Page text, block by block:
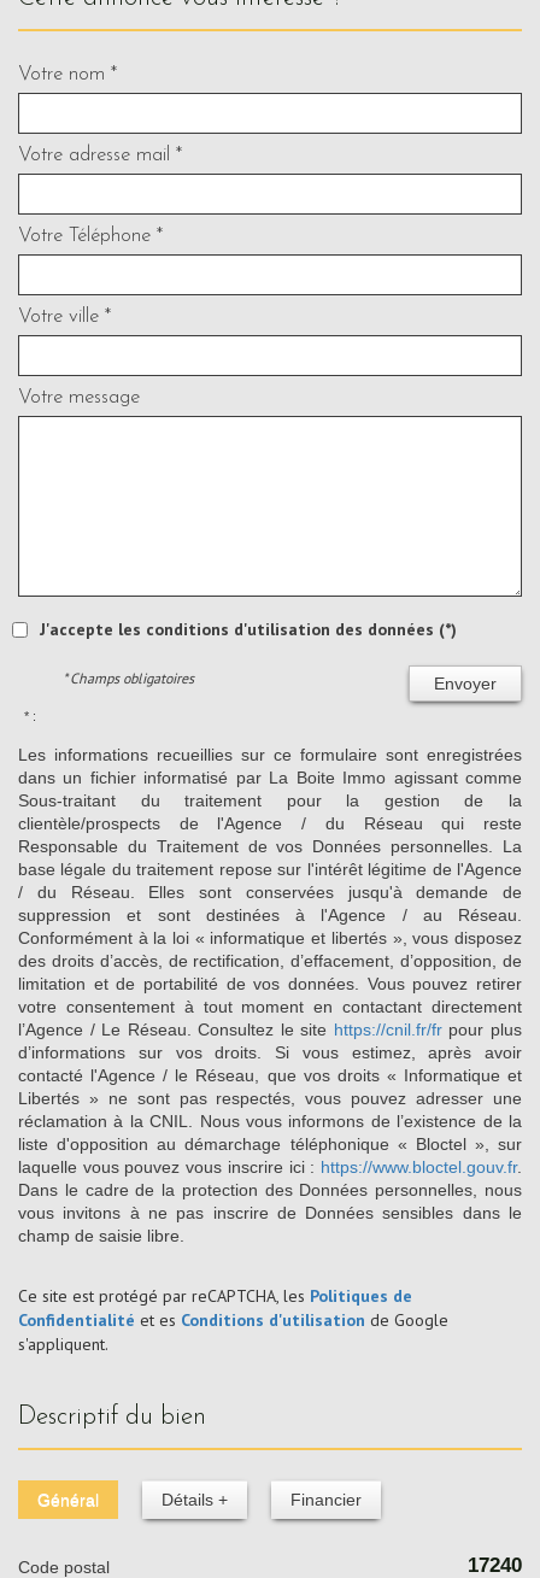
Votre nom *
Votre adresse mail *
Votre Téléphone *
Votre ville *
Votre message
J'accepte les conditions d'utilisation des données (*)
Envoyer
* Champs obligatoires
* :
Les informations recueillies sur ce formulaire sont enregistrées
dans un fichier informatisé par La Boite Immo agissant comme
Sous-traitant du traitement pour la gestion de la
clientèle/prospects de l'Agence / du Réseau qui reste
Responsable du Traitement de vos Données personnelles. La
base légale du traitement repose sur l'intérêt légitime de l'Agence
/ du Réseau. Elles sont conservées jusqu'à demande de
suppression et sont destinées à l'Agence / au Réseau.
Conformément à la loi « informatique et libertés », vous disposez
des droits d’accès, de rectification, d’effacement, d’opposition, de
limitation et de portabilité de vos données. Vous pouvez retirer
votre consentement à tout moment en contactant directement
l’Agence / Le Réseau. Consultez le site https://cnil.fr/frpour plus
d’informations sur vos droits. Si vous estimez, après avoir
contacté l'Agence / le Réseau, que vos droits « Informatique et
Libertés » ne sont pas respectés, vous pouvez adresser une
réclamation à la CNIL. Nous vous informons de l’existence de la
liste d'opposition au démarchage téléphonique « Bloctel », sur
laquelle vous pouvez vous inscrire ici : https://www.bloctel.gouv.fr.
Dans le cadre de la protection des Données personnelles, nous
vous invitons à ne pas inscrire de Données sensibles dans le
champ de saisie libre.
Ce site est protégé par reCAPTCHA, les Politiques de
Confidentialité et es Conditions d'utilisation de Google
s'appliquent.
descriptif du bien
Général Détails + Financier
Code postal 17240